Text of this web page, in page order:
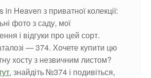
in Heaven з приватної колекції:
фото з саду, мої
і відгуки про цей сорт.
— 374. Хочете купити цю
хосту з незвичним листом?
, знайдіть №374 і подивіться,